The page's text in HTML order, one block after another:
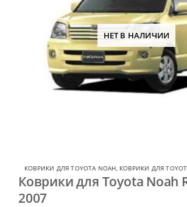
НЕТ В НАЛИЧИИ
КОВРИКИ ДЛЯ TOYOTA NOAH, КОВРИКИ ДЛЯ
Коврики для Toyota Noah
2007